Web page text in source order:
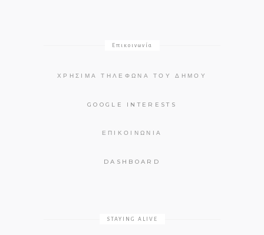
Επικοινωνία
ΧΡΉΣΙΜΑ ΤΗΛΈΦΩΝΑ ΤΟΥ ΔΉΜΟΥ
GOOGLE INTERESTS
ΕΠΙΚΟΙΝΩΝΊΑ
DASHBOARD
STAYING ALIVE